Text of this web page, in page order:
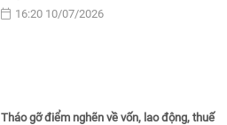
16:20 10/07/2026
Tháo gỡ điểm nghẽn về vốn, lao động, thuế